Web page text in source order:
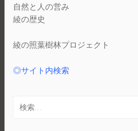
自然と人の営み
綾の歴史
綾の照葉樹林プロジェクト
◎サイト内検索
索: